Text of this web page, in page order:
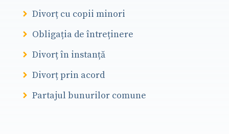
Divorț cu copii minori
Obligația de întreținere
Divorț în instanță
Divorț prin acord
Partajul bunurilor comune